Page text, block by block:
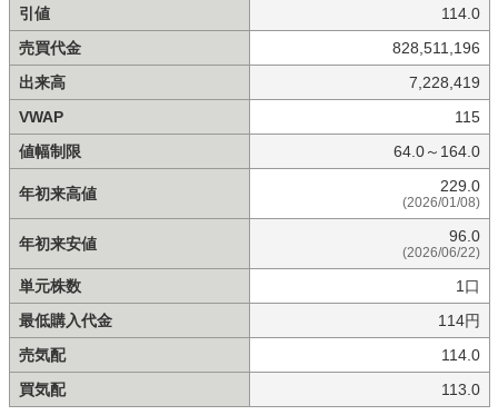
引値
114.0
売買代金
828,511,196
出来高
7,228,419
VWAP
115
値幅制限
64.0～164.0
年初来高値 229.0
(2026/01/08)
年初来安値 96.0
(2026/06/22)
単元株数
1口
最低購入代金
114円
売気配
114.0
買気配
113.0